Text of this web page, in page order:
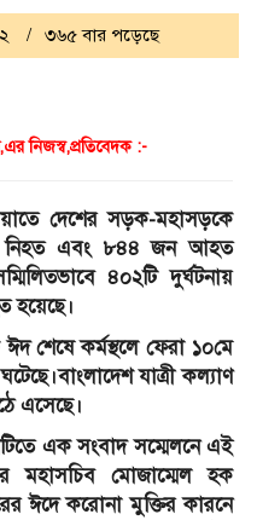
৩৬৫ বার পড়েছে
নিজস্ব,প্রতিবেদক :-
দেশের সড়ক-মহাসড়কে
নিহত এবং ৮৪৪ জন আহত
৪০২টি দুর্ঘটনায়
শেষে কর্মস্থলে ফেরা ১০মে
যাত্রী কল্যাণ
এসেছে।
এক সংবাদ সম্মেলনে এই
মহাসচিব মোজাম্মেল হক
ঈদে করোনা মুক্তির কারনে